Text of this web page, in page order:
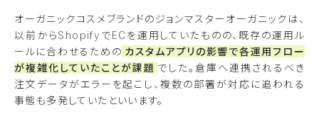
オーガニックコスメブランドのジョンマスターオーガニックは、
以前からShopifyでECを運用していたものの、既存の運用ル
ールに合わせるための カスタムアプリの影響で各運用フロー
が複雑化していたことが課題 でした。倉庫へ連携されるべき
注文データがエラーを起こし、複数の部署が対応に追われる
事態も多発していたといいます。